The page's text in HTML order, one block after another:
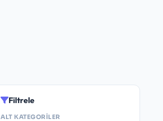
Filtrele
ALT KATEGORILER